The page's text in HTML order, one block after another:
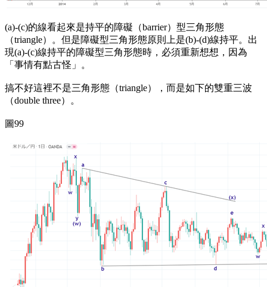
(a)-(c)的線看起來是持平的障礙（barrier）型三角形態
（triangle）。但是障礙型三角形態原則上是(b)-(d)線持平。出
現(a)-(c)線持平的障礙型三角形態時，必須重新想想，因為
「事情有點古怪」。
搞不好這裡不是三角形態（triangle），而是如下的雙重三波
（double three）。
圖99